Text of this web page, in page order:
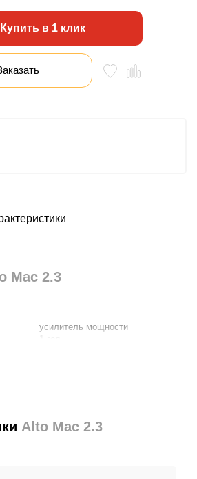
Купить в 1 клик
Mac 2.3
усилитель мощности
1 год
Alto Mac 2.3